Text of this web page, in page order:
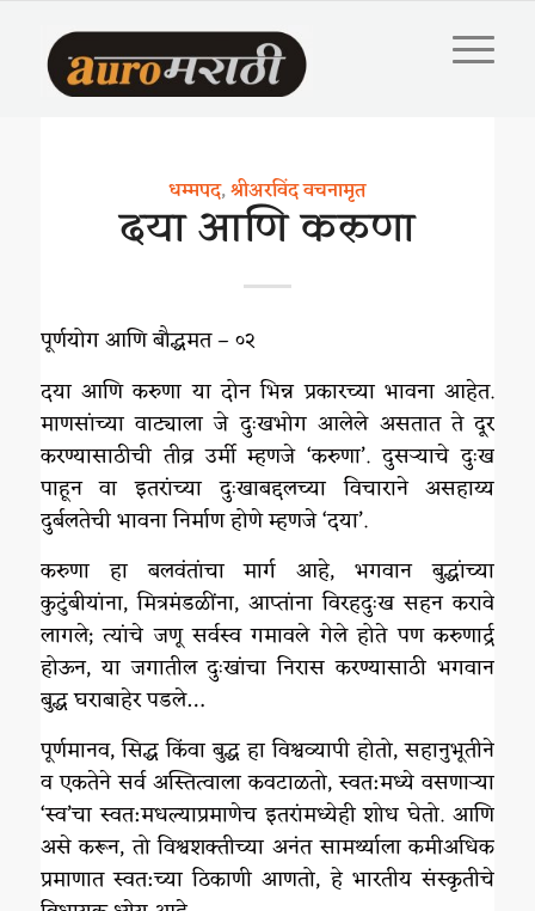
धम्मपद,श्रीअरविंद वचनामृत
दया आणि करुणा
पूर्णयोग आणि बौद्धमत – ०२
दया आणि करुणा या दोन भिन्न प्रकारच्या भावना आहेत.
माणसांच्या वाट्याला जे दुःखभोग आलेले असतात ते दूर
करण्यासाठीची तीव्र उर्मी म्हणजे ‘करुणा’. दुसऱ्याचे दुःख
पाहून वा इतरांच्या दुःखाबद्दलच्या विचाराने असहाय्य
दुर्बलतेची भावना निर्माण होणे म्हणजे ‘दया’.
करुणा हा बलवंतांचा मार्ग आहे, भगवान बुद्धांच्या
कुटुंबीयांना, मित्रमंडळींना, आप्तांना विरहदुःख सहन करावे
लागले; त्यांचे जणू सर्वस्व गमावले गेले होते पण करुणार्द्र
होऊन, या जगातील दुःखांचा निरास करण्यासाठी भगवान
बुद्ध घराबाहेर पडले…
पूर्णमानव, सिद्ध किंवा बुद्ध हा विश्वव्यापी होतो, सहानुभूतीने
व एकतेने सर्व अस्तित्वाला कवटाळतो, स्वत:मध्ये वसणाऱ्या
‘स्व’चा स्वत:मधल्याप्रमाणेच इतरांमध्येही शोध घेतो. आणि
असे करून, तो विश्वशक्तीच्या अनंत सामर्थ्याला कमीअधिक
प्रमाणात स्वत:च्या ठिकाणी आणतो, हे भारतीय संस्कृतीचे